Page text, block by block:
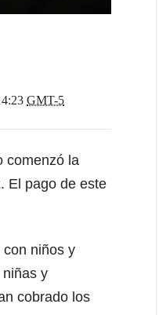
GMT-5
comenzó la
. El pago de este
con niños y
y
cobrado los